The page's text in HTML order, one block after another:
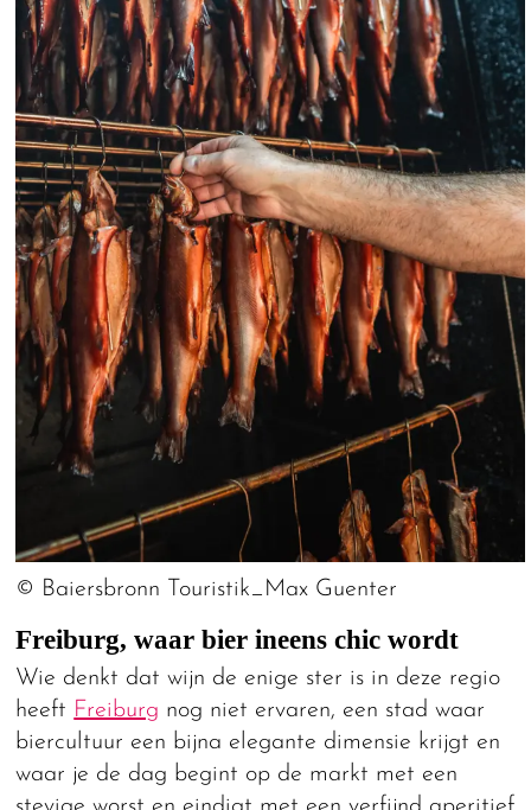
© Baiersbronn Touristik_Max Guenter
Freiburg, waar bier ineens chic wordt
Wie denkt dat wijn de enige ster is in deze regio
heeft Freiburg nog niet ervaren, een stad waar
biercultuur een bijna elegante dimensie krijgt en
waar je de dag begint op de markt met een